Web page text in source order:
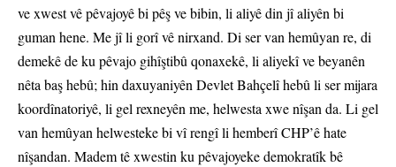
ve xwest vê pêvajoyê bi pêş ve bibin, li aliyê din jî aliyên bi
guman hene. Me jî li gorî vê nirxand. Di ser van hemûyan re, di
demekê de ku pêvajo gihîştibû qonaxekê, li aliyekî ve beyanên
nêta baş hebû; hin daxuyaniyên Devlet Bahçelî hebû li ser mijara
koordînatoriyê, li gel rexneyên me, helwesta xwe nîşan da. Li gel
van hemûyan helwesteke bi vî rengî li hemberî CHP’ê hate
nîşandan. Madem tê xwestin ku pêvajoyeke demokratîk bê